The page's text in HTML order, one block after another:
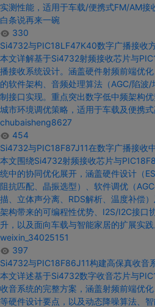
实测性能，适用于车载/便携式FM/AM接
白条说再来一碗
330
Si4732与PIC18LF47K40数字广播接收
本文详解基于Si4732射频接收芯片与
播接收系统设计。涵盖硬件射频前端优
的软件架构、音频处理算法（AGC/陷波
制接口实现。重点突出数字低中频架构
城市环境调优策略，适用于车载及便携式
chubaisheng8627
454
Si4732与PIC18F87J11在数字广播接收
本文围绕Si4732射频接收芯片与PIC18F
统中的协同优化展开，涵盖硬件设计 （
阻抗匹配、晶振选型）、软件调优（AGC
描、立体声分离、RDS解析、温度补偿
架构带来的可编程性优势、I2S/I2C接口
升，以及面向车载与智能家居的扩展实践
weixin_34025151
397
Si4732与PIC18F86J11构建高保真收音
本文详述基于Si4732数字收音芯片与
收音系统的完整方案，涵盖射频前端优
等硬件设计要点，以及动态降噪算法、